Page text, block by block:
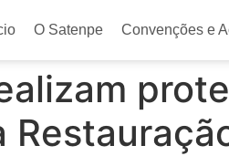
O Satenpe Convenções e